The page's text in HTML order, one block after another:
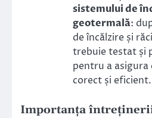
sistemului de
geotermală:
de încălzire și
trebuie testat și
pentru a
corect și eficient.
Importanța